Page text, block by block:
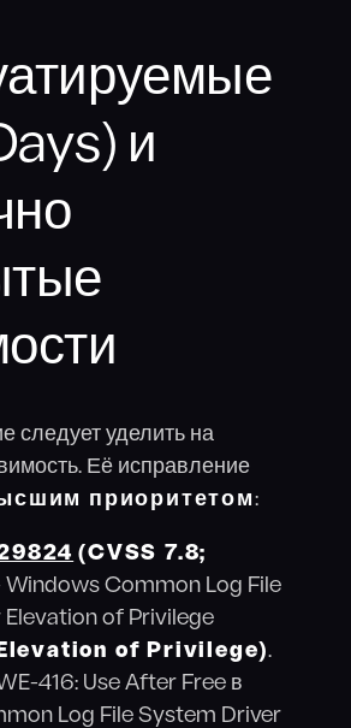
и
следует уделить на
Её исправление
приоритетом:
(CVSS 7.8;
Windows Common Log File
of Privilege
of Privilege).
416: Use After Free в
Log File System Driver